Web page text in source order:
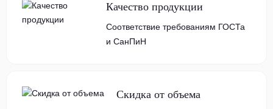
Качество продукции
Соответствие требованиям ГОСТа
и СанПиН
Скидка от объема